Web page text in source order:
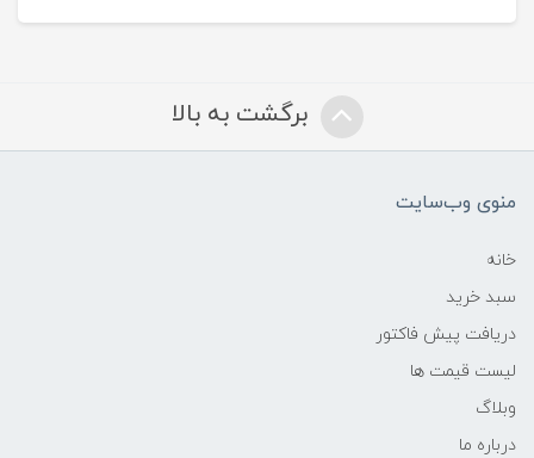
برگشت به بالا
منوی وب‌سایت
خانه
سبد خرید
دریافت پیش فاکتور
لیست قیمت ها
وبلاگ
درباره ما